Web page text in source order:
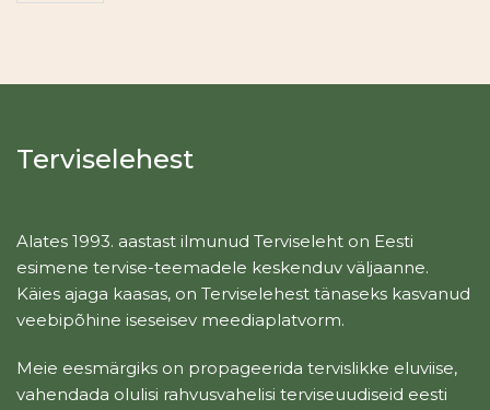
Terviselehest
Alates 1993. aastast ilmunud Terviseleht on Eesti
esimene tervise-teemadele keskenduv väljaanne.
Käies ajaga kaasas, on Terviselehest tänaseks kasvanud
veebipõhine iseseisev meediaplatvorm.
Meie eesmärgiks on propageerida tervislikke eluviise,
vahendada olulisi rahvusvahelisi terviseuudiseid eesti